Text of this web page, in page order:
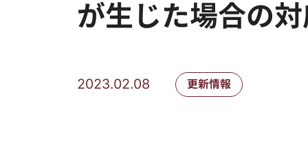
が生じた場合の
2023.02.08 更新情報